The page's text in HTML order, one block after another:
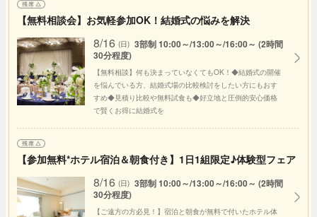
【無料相談会】お気軽参加OK！結婚式の悩みを解決
8/16 (日) 3部制 10:00～/13:00～/16:00～ (2時間
30分程度)
【無料相談】何も決まっていなくてもOK！◆結婚式の開催
を悩んでいる方、結婚式場の比較検討をしたい方にもおす
すめ◆見積り比較や無料試食も◆好立地と圧倒的安心価格
で賢くお得に結婚式を
【参加無料*ホテル宿泊＆朝食付き】1日1組限定♪体験型フェア
8/16 (日) 3部制 10:00～/13:00～/16:00～ (2時間
30分程度)
【ご遠方の方必見！】宿泊と朝食が無料で付いたホテル体